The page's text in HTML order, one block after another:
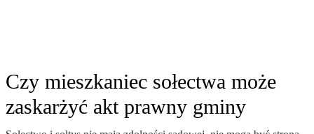
Czy mieszkaniec sołectwa może
zaskarżyć akt prawny gminy